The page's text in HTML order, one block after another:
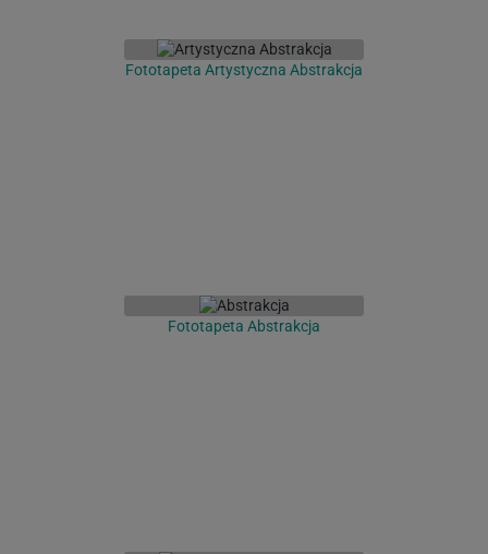
Fototapeta Artystyczna Abstrakcja
Fototapeta Abstrakcja